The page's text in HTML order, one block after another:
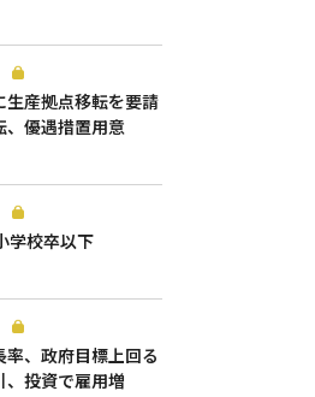
生産拠点移転を要請
優遇措置用意
学校卒以下
率、政府目標上回る
、投資で雇用増